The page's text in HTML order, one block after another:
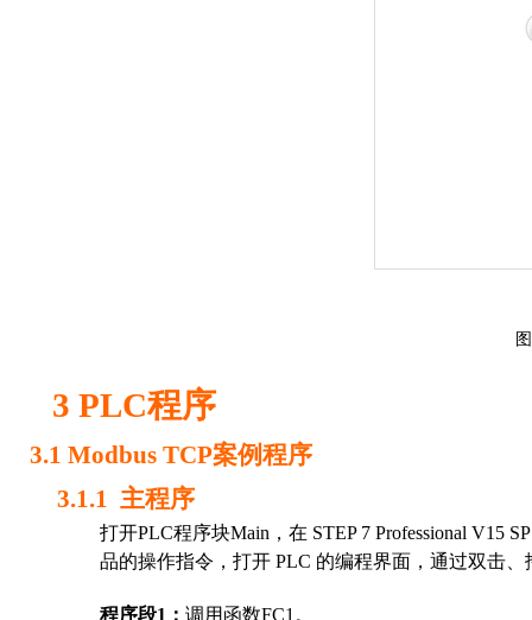
图
3 PLC程序
3.1 Modbus TCP案例程序
3.1.1 主程序
打开PLC程序块Main ，在 STEP 7 Professional V15
品的操作指令，打开 PLC 的编程界面，通过双击
程序段1 ： 调用 函数FC1 。